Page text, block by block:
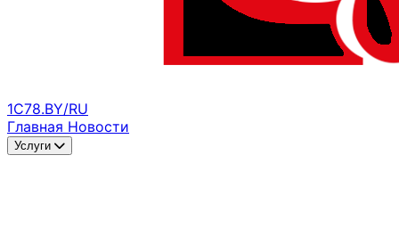
1C78.BY/RU
Главная Новости
Услуги